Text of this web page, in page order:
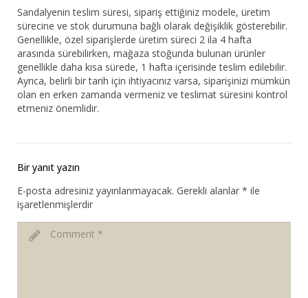
Sandalyenin teslim süresi, sipariş ettiğiniz modele, üretim
sürecine ve stok durumuna bağlı olarak değişiklik gösterebilir.
Genellikle, özel siparişlerde üretim süreci 2 ila 4 hafta
arasında sürebilirken, mağaza stoğunda bulunan ürünler
genellikle daha kısa sürede, 1 hafta içerisinde teslim edilebilir.
Ayrıca, belirli bir tarih için ihtiyacınız varsa, siparişinizi mümkün
olan en erken zamanda vermeniz ve teslimat süresini kontrol
etmeniz önemlidir.
Bir yanıt yazın
E-posta adresiniz yayınlanmayacak. Gerekli alanlar * ile
işaretlenmişlerdir